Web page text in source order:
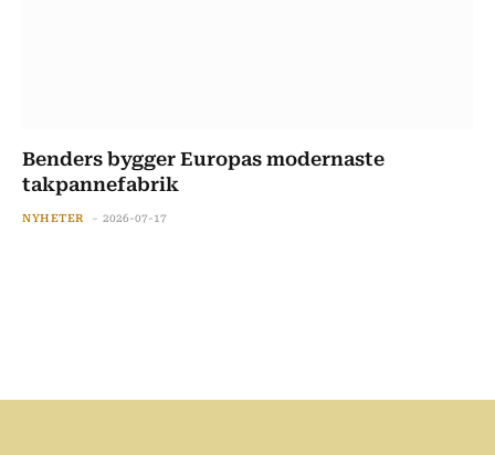
Benders bygger Europas modernaste
takpannefabrik
NYHETER 2026-07-17